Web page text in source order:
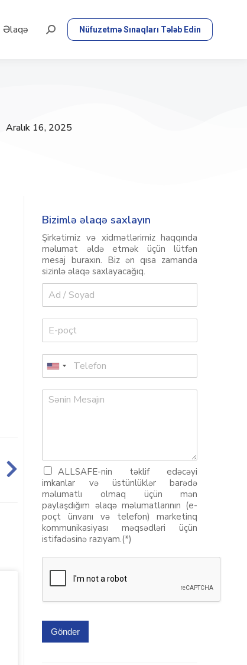
Əlaqə Nüfuzetmə Sınaqları Tələb Edin
Aralık 16, 2025
Bizimlə əlaqə saxlayın
Şirkətimiz və xidmətlərimiz haqqında
məlumat əldə etmək üçün lütfən
mesaj buraxın. Biz ən qısa zamanda
sizinlə əlaqə saxlayacağıq.
ALLSAFE-nin təklif edəcəyi
imkanlar və üstünlüklər barədə
məlumatlı olmaq üçün mən
paylaşdığım əlaqə məlumatlarının (e-
poçt ünvanı və telefon) marketinq
kommunikasiyası məqsədləri üçün
istifadəsinə razıyam.(*)
Gönder